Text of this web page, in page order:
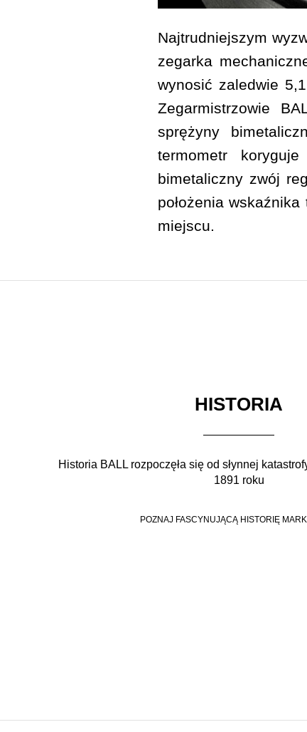
Najtrudniejszym
zegarka
wynosić zaledwie
Zegarmistrzowie
sprężyny
termometr
bimetaliczny zwój
położenia
miejscu.
HISTORIA
Historia BALL rozpoczęła się od słynnej
1891 roku
POZNAJ FASCYNUJĄCĄ HISTORIĘ